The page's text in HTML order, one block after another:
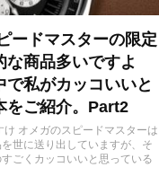
ードマスターの限定
な商品多いですよ
で私がカッコいいと
をご紹介。Part2
オメガのスピードマスターは
世に送り出していますが、そ
ごくカッコいいと思っている